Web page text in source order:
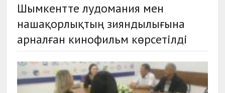
Шымкентте лудомания мен
нашақорлықтың зияндылығына
арналған кинофильм көрсетілді